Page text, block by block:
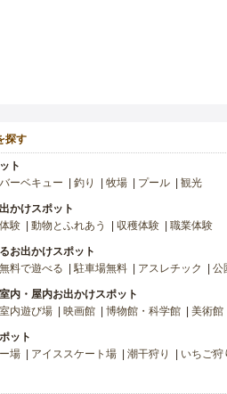
探す
ト
バーベキュー 釣り 牧場 プール 観光
かけスポット
験 動物とふれあう 収穫体験 職業体験
お出かけスポット
無料で遊べる 駐車場無料 アスレチック 公
内・屋内お出かけスポット
室内遊び場 映画館 博物館・科学館 美術館
ット
場 アイススケート場 潮干狩り いちご狩